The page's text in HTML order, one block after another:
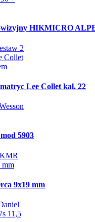
HIKMICRO
Lee Collet kal. 22
5903
9x19 mm